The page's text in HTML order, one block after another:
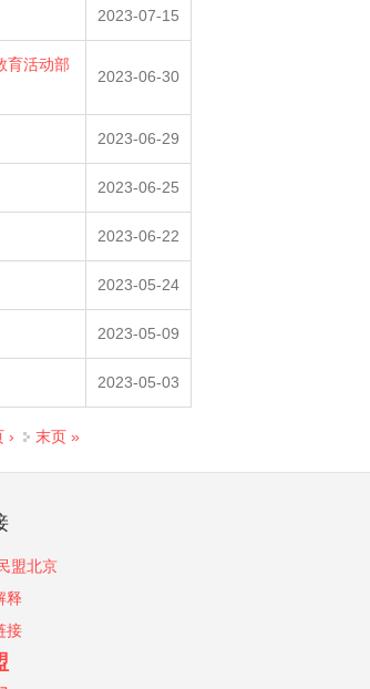
2023-07-15
育活动部
2023-06-30
2023-06-29
2023-06-25
2023-06-22
2023-05-24
2023-05-09
2023-05-03
› 末页 »
盟北京
释
接